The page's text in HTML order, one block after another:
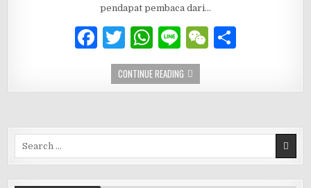
pendapat pembaca dari…
F
a
c
b
o
T
w
it
r
W
h
at
A
p
Li
n
e
W
at
CONTINUE READING SELANDIA BARU DINOBATKAN
Search for: